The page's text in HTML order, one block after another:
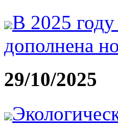
В 2025
дополнена
29/10/2025